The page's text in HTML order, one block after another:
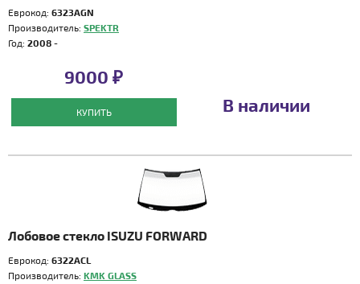
Еврокод: 6323AGN
Производитель: SPEKTR
Год: 2008 -
9000 ₽
КУПИТЬ В наличии
Лобовое стекло ISUZU FORWARD
Еврокод: 6322ACL
Производитель: KMK GLASS